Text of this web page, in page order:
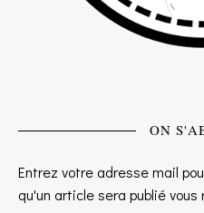
ON
Entrez votre adresse mail
qu'un article sera publié